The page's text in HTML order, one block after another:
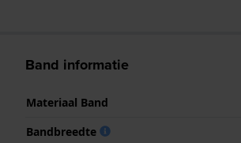
Band informatie
Materiaal Band
Bandbreedte